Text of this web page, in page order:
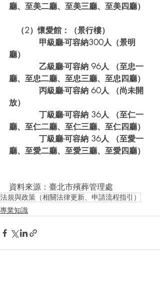
廳、至美二廳、至美三廳、至美四廳）
（2）懷愛館：（景行樓）
甲級廳-可容納300人（景明
廳）
乙級廳-可容納 96人 （至忠一
廳、至忠二廳、至忠三廳、至忠四廳）
丙級廳-可容納 60人 （尚未開
放）
丁級廳-可容納 36人 （至仁一
廳、至仁二廳、至仁三廳、至仁四廳）
丁級廳-可容納 36人 （至愛一
廳、至愛二廳、至愛三廳、至愛四廳）
資料來源：臺北市殯葬管理處
法規與政策（相關法律更新、申請流程指引）
專業知識